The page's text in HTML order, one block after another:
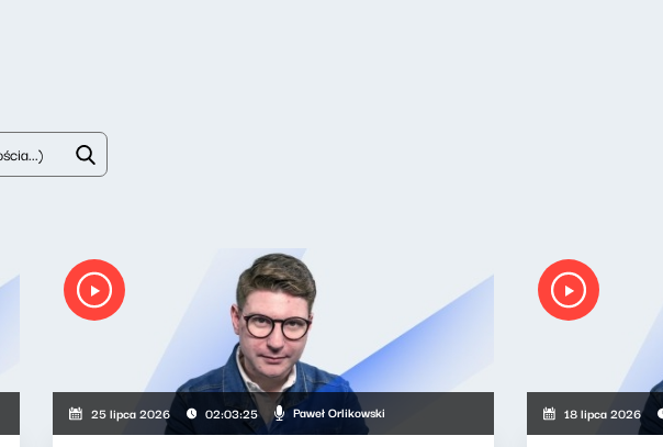
25 lipca 2026 02:03:25 Paweł Orlikowski 18 lipca 2026